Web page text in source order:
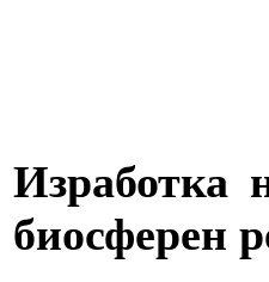
Изработка
биосферен